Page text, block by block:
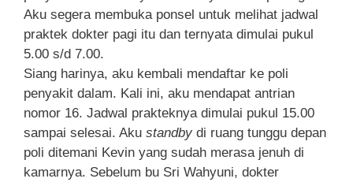
Aku segera membuka ponsel untuk melihat jadwal
praktek dokter pagi itu dan ternyata dimulai pukul
5.00 s/d 7.00.
Siang harinya, aku kembali mendaftar ke poli
penyakit dalam. Kali ini, aku mendapat antrian
nomor 16. Jadwal prakteknya dimulai pukul 15.00
sampai selesai. Aku standby di ruang tunggu depan
poli ditemani Kevin yang sudah merasa jenuh di
kamarnya. Sebelum bu Sri Wahyuni, dokter